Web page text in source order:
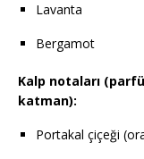
Lavanta
Bergamot
Kalp notaları
katman):
Portakal çiçeği